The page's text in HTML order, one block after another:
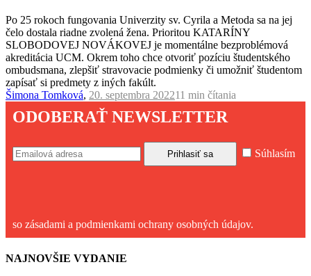
Po 25 rokoch fungovania Univerzity sv. Cyrila a Metoda sa na jej
čelo dostala riadne zvolená žena. Prioritou KATARÍNY
SLOBODOVEJ NOVÁKOVEJ je momentálne bezproblémová
akreditácia UCM. Okrem toho chce otvoriť pozíciu študentského
ombudsmana, zlepšiť stravovacie podmienky či umožniť študentom
zapísať si predmety z iných fakúlt.
Šimona Tomková, 20. septembra 202211 min čítania
ODOBERAŤ NEWSLETTER
Súhlasím
so zásadami a podmienkami ochrany osobných údajov.
NAJNOVŠIE VYDANIE